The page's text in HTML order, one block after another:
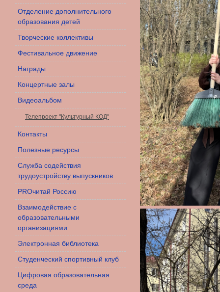
Отделение дополнительного
образования детей
Творческие коллективы
Фестивальное движение
Награды
Концертные залы
Видеоальбом
Телепроект "Культурный КОД"
Контакты
Полезные ресурсы
Служба содействия
трудоустройству выпускников
PROчитай Россию
Взаимодействие с
образовательными
организациями
Электронная библиотека
Студенческий спортивный клуб
Цифровая образовательная
среда